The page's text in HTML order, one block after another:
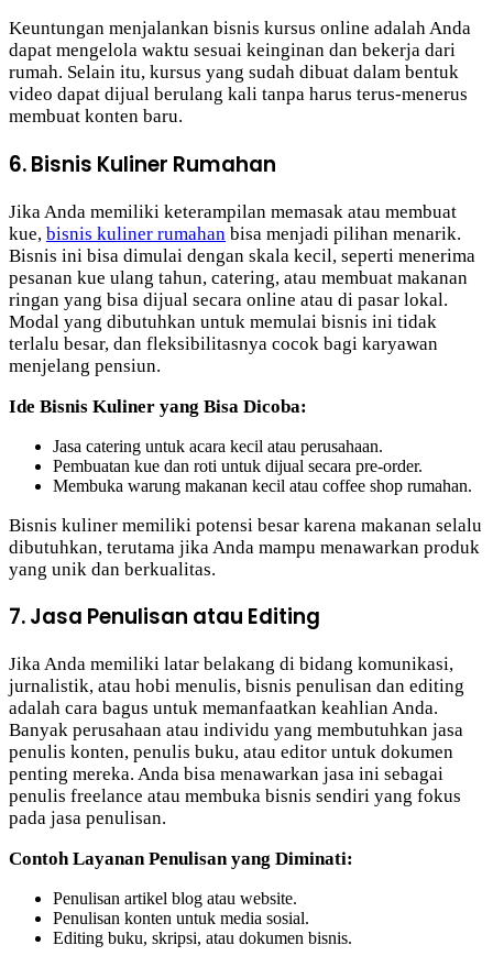
Keuntungan menjalankan bisnis kursus online adalah Anda
dapat mengelola waktu sesuai keinginan dan bekerja dari
rumah. Selain itu, kursus yang sudah dibuat dalam bentuk
video dapat dijual berulang kali tanpa harus terus-menerus
membuat konten baru.
6. Bisnis Kuliner Rumahan
Jika Anda memiliki keterampilan memasak atau membuat
kue, bisnis kuliner rumahan bisa menjadi pilihan menarik.
Bisnis ini bisa dimulai dengan skala kecil, seperti menerima
pesanan kue ulang tahun, catering, atau membuat makanan
ringan yang bisa dijual secara online atau di pasar lokal.
Modal yang dibutuhkan untuk memulai bisnis ini tidak
terlalu besar, dan fleksibilitasnya cocok bagi karyawan
menjelang pensiun.
Ide Bisnis Kuliner yang Bisa Dicoba:
Jasa catering untuk acara kecil atau perusahaan.
Pembuatan kue dan roti untuk dijual secara pre-order.
Membuka warung makanan kecil atau coffee shop rumahan.
Bisnis kuliner memiliki potensi besar karena makanan selalu
dibutuhkan, terutama jika Anda mampu menawarkan produk
yang unik dan berkualitas.
7. Jasa Penulisan atau Editing
Jika Anda memiliki latar belakang di bidang komunikasi,
jurnalistik, atau hobi menulis, bisnis penulisan dan editing
adalah cara bagus untuk memanfaatkan keahlian Anda.
Banyak perusahaan atau individu yang membutuhkan jasa
penulis konten, penulis buku, atau editor untuk dokumen
penting mereka. Anda bisa menawarkan jasa ini sebagai
penulis freelance atau membuka bisnis sendiri yang fokus
pada jasa penulisan.
Contoh Layanan Penulisan yang Diminati:
Penulisan artikel blog atau website.
Penulisan konten untuk media sosial.
Editing buku, skripsi, atau dokumen bisnis.